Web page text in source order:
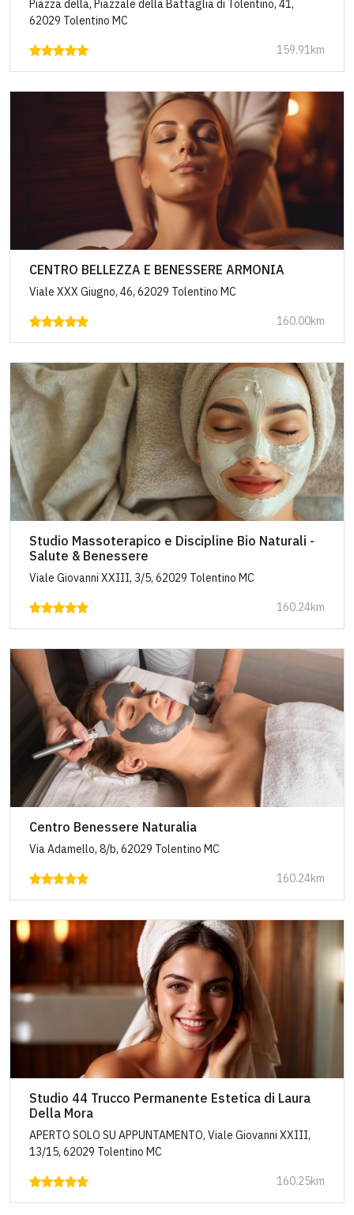
Piazza della, Piazzale della Battaglia di Tolentino, 41,
62029 Tolentino MC
159.91km
CENTRO BELLEZZA E BENESSERE ARMONIA
Viale XXX Giugno, 46, 62029 Tolentino MC
160.00km
Studio Massoterapico e Discipline Bio Naturali -
Salute & Benessere
Viale Giovanni XXIII, 3/5, 62029 Tolentino MC
160.24km
Centro Benessere Naturalia
Via Adamello, 8/b, 62029 Tolentino MC
160.24km
Studio 44 Trucco Permanente Estetica di Laura
Della Mora
APERTO SOLO SU APPUNTAMENTO, Viale Giovanni XXIII,
13/15, 62029 Tolentino MC
160.25km